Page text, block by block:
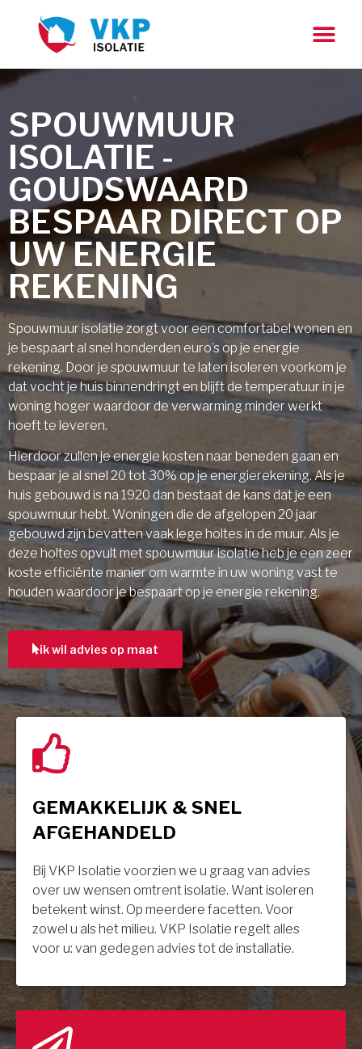
SPOUWMUUR
ISOLATIE -
GOUDSWAARD
BESPAAR DIRECT OP
UW ENERGIE
REKENING
Spouwmuur isolatie zorgt voor een comfortabel wonen en
je bespaart al snel honderden euro’s op je energie
rekening. Door je spouwmuur te laten isoleren voorkom je
dat vocht je huis binnendringt en blijft de temperatuur in je
woning hoger waardoor de verwarming minder werkt
hoeft te leveren.
Hierdoor zullen je energie kosten naar beneden gaan en
bespaar je al snel 20 tot 30% op je energierekening. Als je
huis gebouwd is na 1920 dan bestaat de kans dat je een
spouwmuur hebt. Woningen die de afgelopen 20 jaar
gebouwd zijn bevatten vaak lege holtes in de muur. Als je
deze holtes opvult met spouwmuur isolatie heb je een zeer
koste efficiënte manier om warmte in uw woning vast te
houden waardoor je bespaart op je energie rekening.
ik wil advies op maat
GEMAKKELIJK & SNEL
AFGEHANDELD
Bij VKP Isolatie voorzien we u graag van advies
over uw wensen omtrent isolatie. Want isoleren
betekent winst. Op meerdere facetten. Voor
zowel u als het milieu. VKP Isolatie regelt alles
voor u: van gedegen advies tot de installatie.